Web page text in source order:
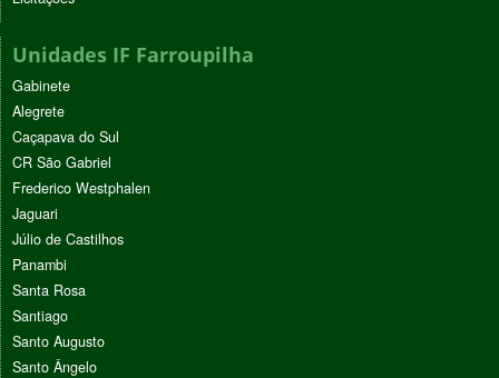
Unidades IF Farroupilha
Gabinete
Alegrete
Caçapava do Sul
CR São Gabriel
Frederico Westphalen
Jaguari
Júlio de Castilhos
Panambi
Santa Rosa
Santiago
Santo Augusto
Santo Ângelo